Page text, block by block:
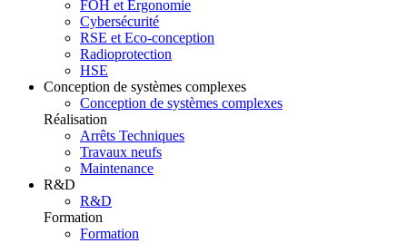
FOH et Ergonomie
Cybersécurité
RSE et Eco-conception
Radioprotection
HSE
Conception de systèmes complexes
Conception de systèmes complexes
Réalisation
Arrêts Techniques
Travaux neufs
Maintenance
R&D
R&D
Formation
Formation